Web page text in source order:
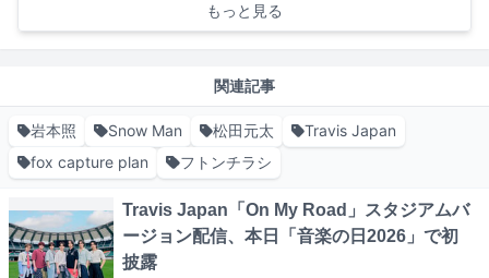
もっと見る
関連記事
岩本照 Snow Man 松田元太
Travis Japan
fox capture plan
フトンチラシ
Travis Japan「On My Road」スタジアムバ
ージョン配信、本日「音楽の日2026」で初
披露